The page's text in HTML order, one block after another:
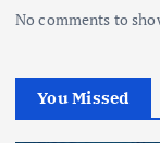
No comments to
You Missed